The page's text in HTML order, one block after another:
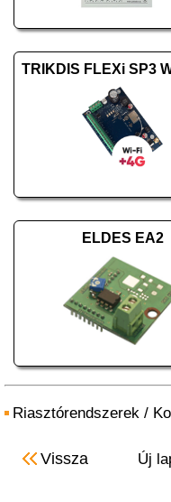
TRIKDIS FLEXi SP3
ELDES EA2
Riasztórendszerek /
Vissza Új